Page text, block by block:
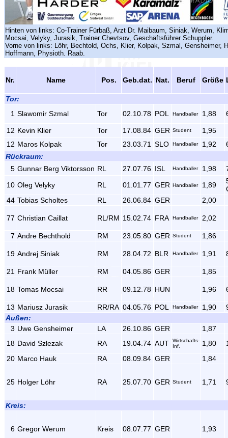
Hinten von links: Co-Trainer Fürbaß, Arzt Dr. Maibaum, Siniak, Werum,
Mocsai, Velyky, Jurasik, Trainer Chevtsov, Geschäftsführer Schuppler.
Vorne von links: Löhr, Bechtold, Ochs, Klier, Kolpak, Szmal, Gensheimer,
Hoffmann, Physioth. Raab.
Nr. Name Pos. Geb.dat. Nat. Beruf Größe
Tor:
1 Slawomir Szmal Tor 02.10.78 POL Handballer 1,88
12 Kevin Klier Tor 17.08.84 GER Student
1,95
12 Maros Kolpak Tor 23.03.71 SLO Handballer 1,92
Rückraum:
5 Gunnar Berg Viktorsson RL 27.07.76 ISL Handballer 1,98
10 Oleg Velyky RL 01.01.77 GER Handballer 1,89
44 Tobias Scholtes RL 26.06.84 GER 2,00
77 Christian Caillat RL/RM 15.02.74 FRA Handballer 2,02
7 Andre Bechthold RM 23.05.80 GER Student 1,86
19 Andrej Siniak RM 28.04.72 BLR Handballer 1,91
21 Frank Müller RM 04.05.86 GER 1,85
18 Tomas Mocsai RR 09.12.78 HUN 1,96
13 Mariusz Jurasik RR/RA 04.05.76 POL Handballer 1,90
Außen:
3 Uwe Gensheimer LA 26.10.86 GER
1,87
18 David Szlezak RA 19.04.74 AUT
Wirtschafts-
Inf.
1,80
20 Marco Hauk RA 08.09.84 GER 1,84
25 Holger Löhr RA 25.07.70 GER Student 1,71
Kreis:
6 Gregor Werum Kreis 08.07.77 GER 1,93